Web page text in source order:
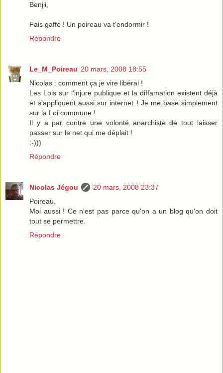
Benjii,
Fais gaffe ! Un poireau va t'endormir !
Répondre
Le_M_Poireau 20 mars, 2008 18:55
Nicolas : comment ça je vire libéral !
Les Lois sur l'injure publique et la diffamation existent déjà
et s'appliquent aussi sur internet ! Je me base simplement
sur la Loi commune !
Il y a par contre une volonté anarchiste de tout laisser
passer sur le net qui me déplait !
:-)))
Répondre
Nicolas Jégou
20 mars, 2008 23:37
Poireau,
Moi aussi ! Ce n'est pas parce qu'on a un blog qu'on doit
tout se permettre.
Répondre